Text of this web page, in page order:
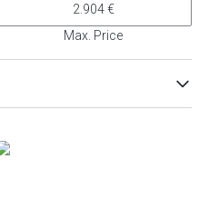
Max. Price